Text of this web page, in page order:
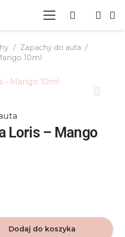
/ Zapachy do auta /
10ml
Loris – Mango
Dodaj do koszyka